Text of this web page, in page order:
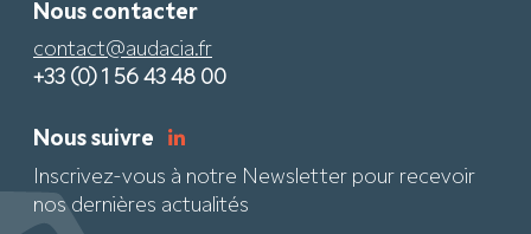
Nous contacter
contact@audacia.fr
+33 (0) 1 56 43 48 00
Nous suivre
Inscrivez-vous à notre Newsletter pour recevoir
nos dernières actualités